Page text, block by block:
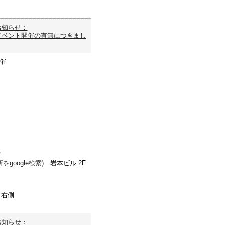
らせ：
ント開催の有無につきまし
をgoogle検索) 岩本ビル 2F
側
らせ：